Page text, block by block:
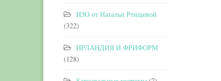
ИЗО от Натальи Ртищевой
(322)
ИРЛАНДИЯ И ФРИФОРМ
(128)